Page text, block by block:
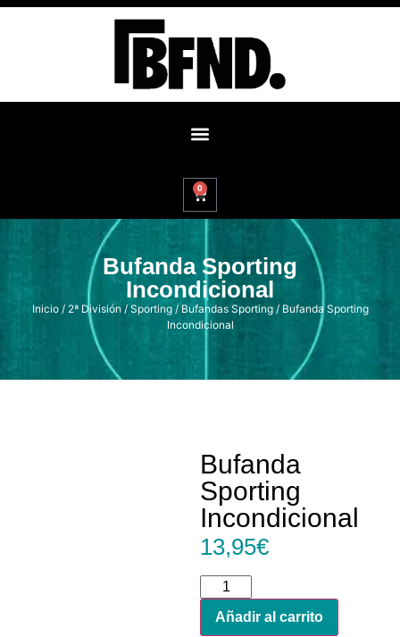
0
Bufanda Sporting
Incondicional
Inicio/ 2ª División /Sporting/Bufandas Sporting/ Bufanda Sporting
Incondicional
Bufanda
Sporting
Incondicional
13,95€
Añadir al carrito